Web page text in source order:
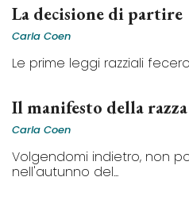
La decisione di partire
Carla Coen
Le prime leggi razziali
Il manifesto della razza
Carla Coen
Volgendomi indietro, non
nell'autunno del...